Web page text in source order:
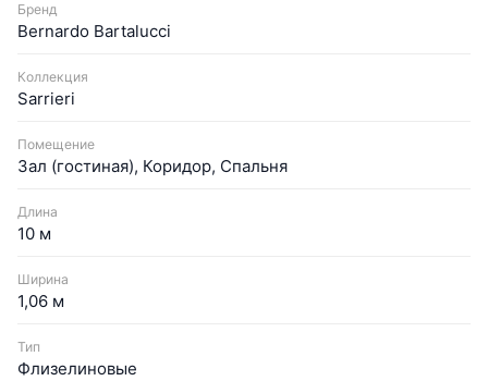
Бренд
Bernardo Bartalucci
Коллекция
Sarrieri
Помещение
Зал (гостиная), Коридор, Спальня
Длина
10 м
Ширина
1,06 м
Тип
Флизелиновые